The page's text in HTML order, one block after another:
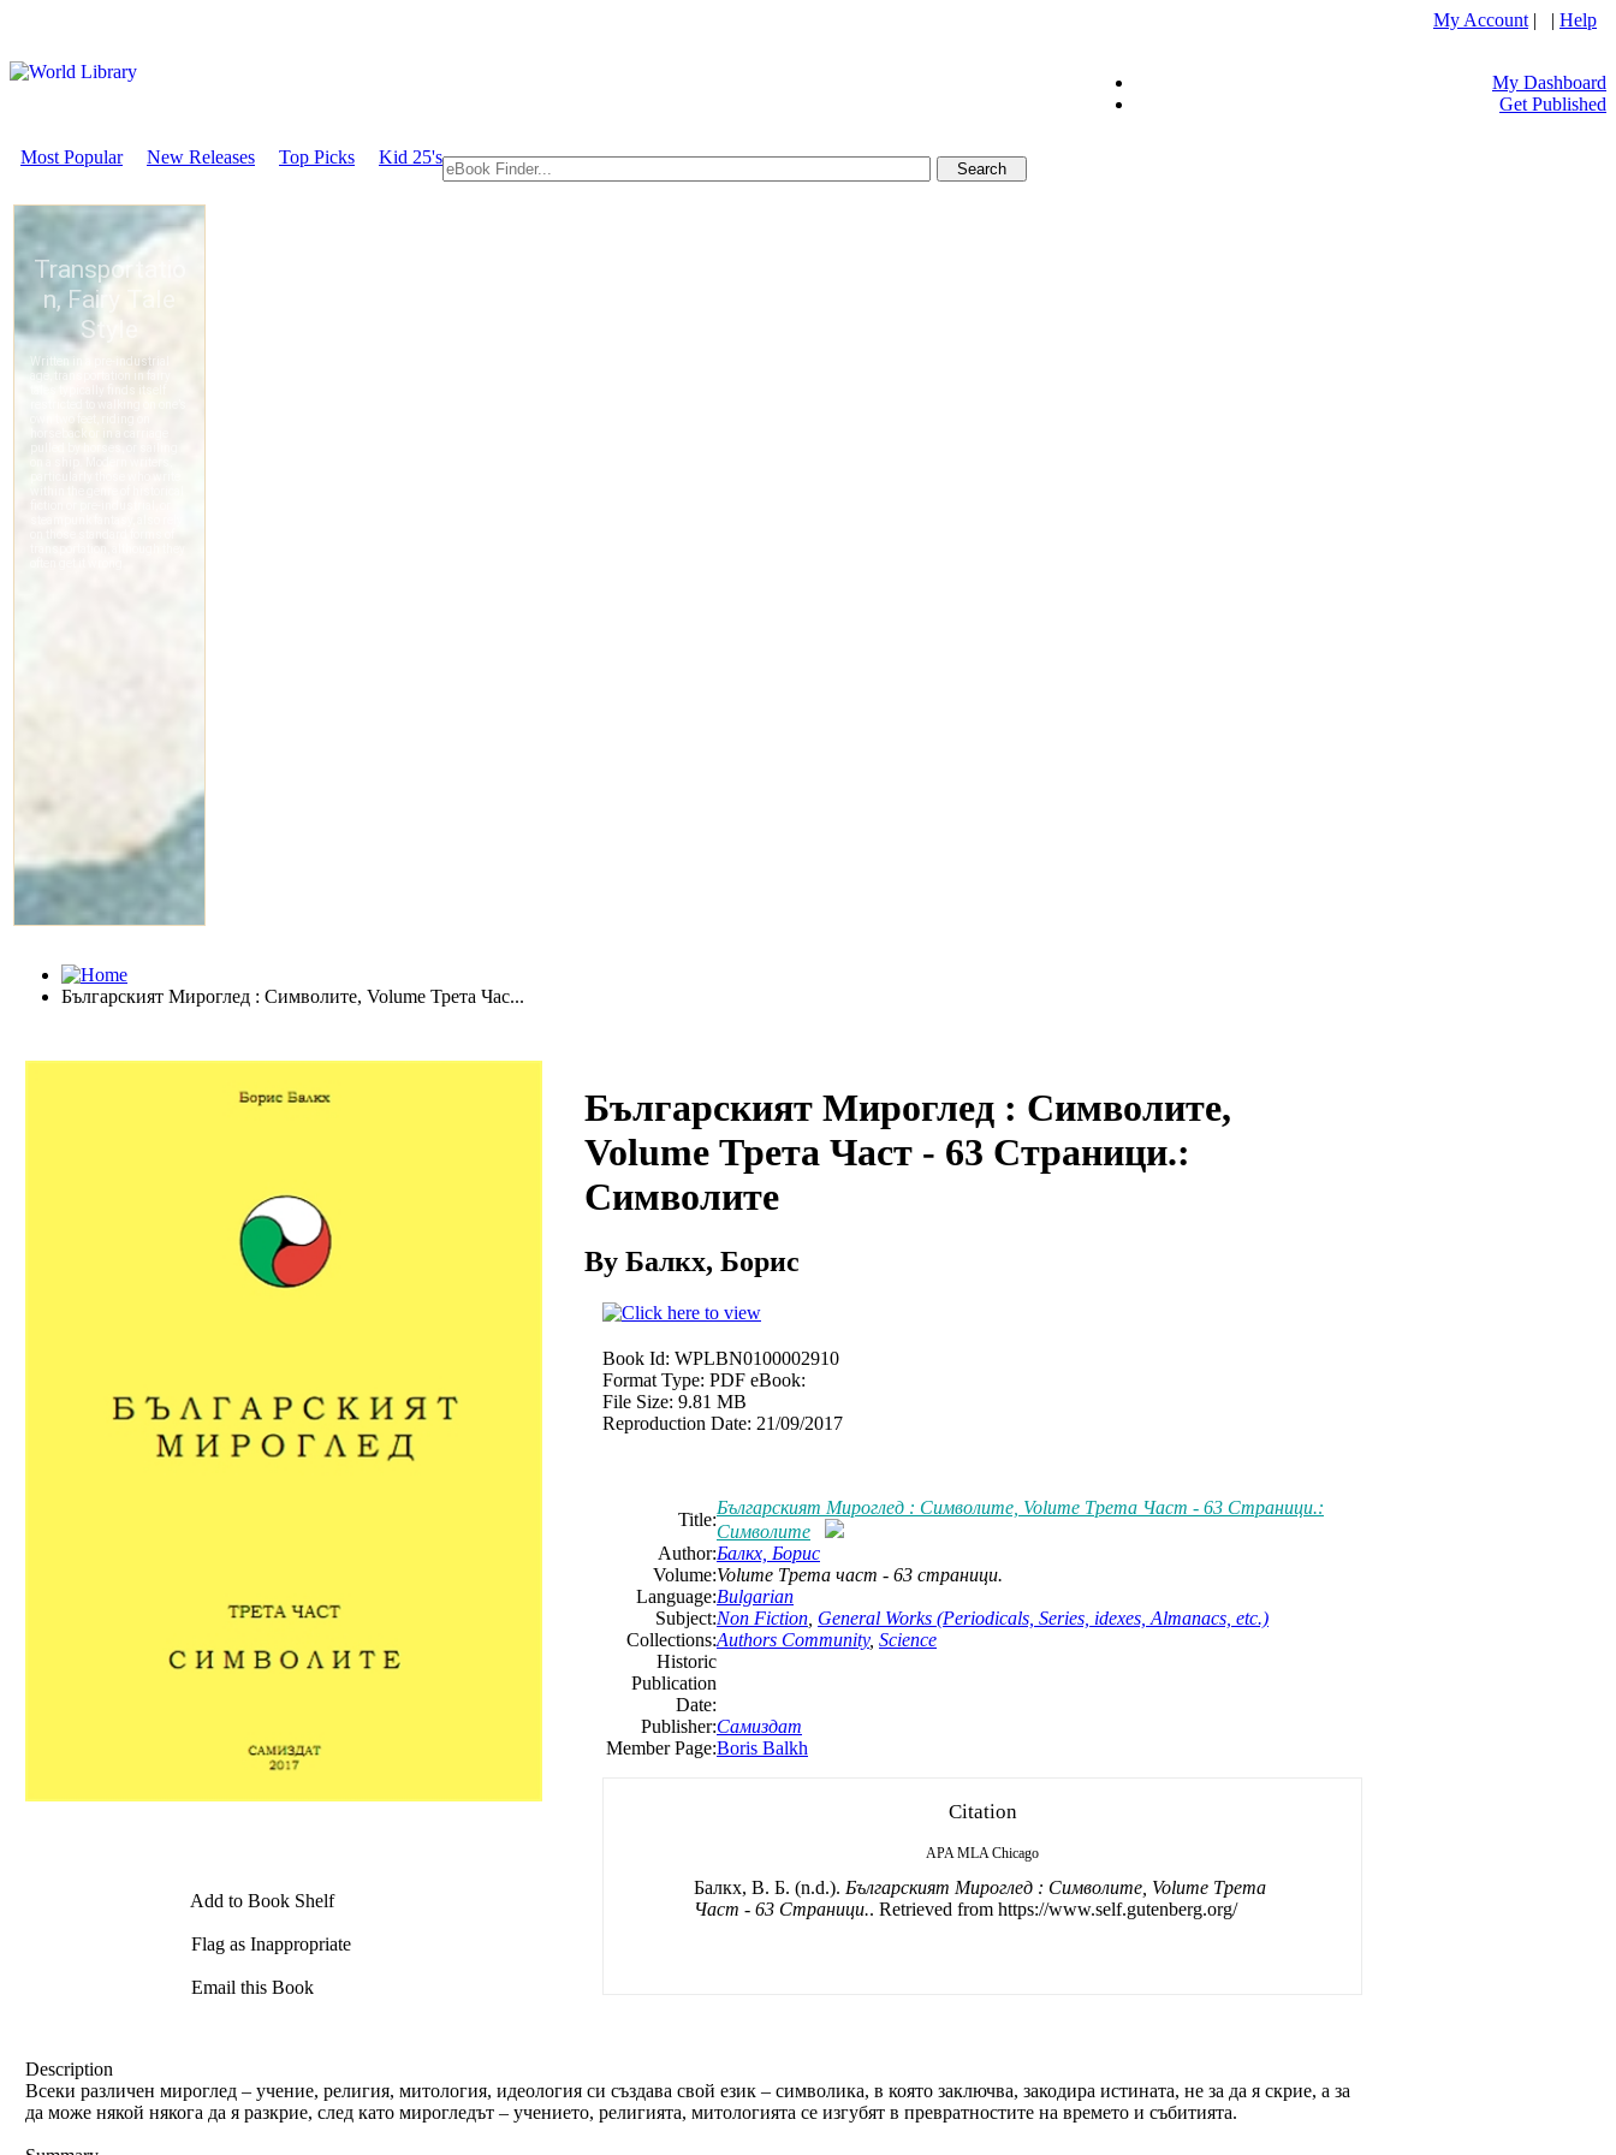
My Account | | Help
My Dashboard
Get Published
Most Popular New Releases Top Picks Kid 25's
Българският Мироглед : Символите, Volume Трета Час...
Add to Book Shelf
Flag as Inappropriate
Email this Book
Българският Мироглед : Символите,
Volume Трета Част - 63 Страници.:
Символите
By Балкх, Борис
Book Id: WPLBN0100002910
Format Type: PDF eBook:
File Size: 9.81 MB
Reproduction Date: 21/09/2017
Title:
Българският Мироглед : Символите, Volume Трета Част - 63 Страници.:
Символите
Author:Балкх, Борис
Volume:Volume Трета част - 63 страници.
Language:Bulgarian
Subject:Non Fiction General Works (Periodicals, Series, idexes, Almanacs, etc.)
Collections:Authors Community, Science
Historic
Publication
Date:
Publisher:Самиздат
Member Page:Boris Balkh
Citation
APA MLA Chicago
Балкх, B. Б. (n.d.). Българският Мироглед : Символите, Volume Трета
Част - 63 Страници.. Retrieved from https://www.self.gutenberg.org/
Description
Всеки различен мироглед – учение, религия, митология, идеология си създава свой език – символика, в която заключва, закодира истината, не за да я скрие, а за
да може някой някога да я разкрие, след като мирогледът – учението, религията, митологията се изгубят в превратностите на времето и събитията.